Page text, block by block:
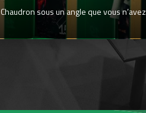
sous un angle que vous n’avez